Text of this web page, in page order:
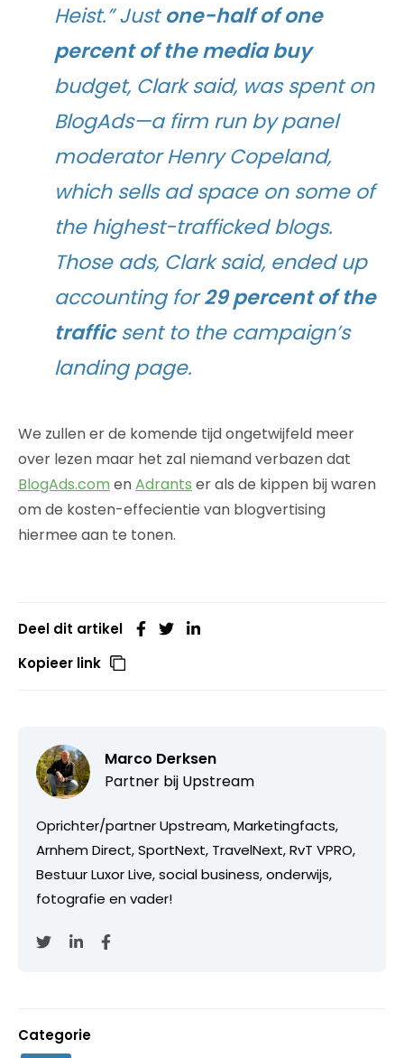
Heist.” Justone-half of one
percent of the media buy
budget, Clark said, was spent on
BlogAds—a firm run by panel
moderator Henry Copeland,
which sells ad space on some of
the highest-trafficked blogs.
Those ads, Clark said, ended up
accounting for29 percent of the
trafficsent to the campaign’s
landing page.
We zullen er de komende tijd ongetwijfeld meer
over lezen maar het zal niemand verbazen dat
BlogAds.com enAdrants er als de kippen bij waren
om de kosten-effecientie van blogvertising
hiermee aan te tonen.
Deel dit artikel
Kopieer link
Marco Derksen
Partner bij Upstream
Oprichter/partner Upstream, Marketingfacts,
Arnhem Direct, SportNext, TravelNext, RvT VPRO,
Bestuur Luxor Live, social business, onderwijs,
fotografie en vader!
Categorie